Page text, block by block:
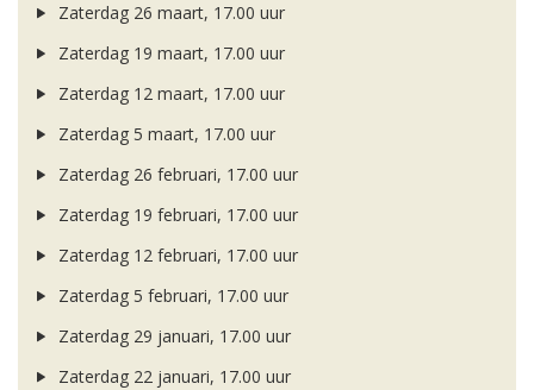
Zaterdag 26 maart, 17.00 uur
Zaterdag 19 maart, 17.00 uur
Zaterdag 12 maart, 17.00 uur
Zaterdag 5 maart, 17.00 uur
Zaterdag 26 februari, 17.00 uur
Zaterdag 19 februari, 17.00 uur
Zaterdag 12 februari, 17.00 uur
Zaterdag 5 februari, 17.00 uur
Zaterdag 29 januari, 17.00 uur
Zaterdag 22 januari, 17.00 uur